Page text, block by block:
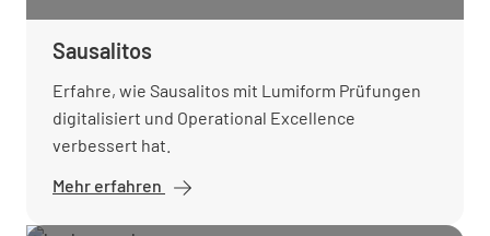
Sausalitos
Erfahre, wie Sausalitos mit Lumiform Prüfungen
digitalisiert und Operational Excellence
verbessert hat.
Mehr erfahren